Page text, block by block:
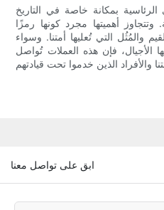
بمكانة خاصة في التاريخ
أهميتها مجرد كونها رمزًا
والمُثُل التي تُعليها أمتنا. وسواء
فإن هذه العملات تُواصل
ابق على تواصل معنا